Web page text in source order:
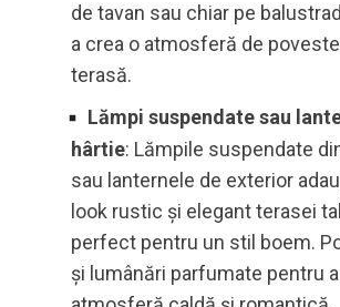
de tavan sau chiar pe
a crea o atmosferă de
terasă.
Lămpi suspendate sau
hârtie: Lămpile suspendate
sau lanternele de exterior
look rustic și elegant terasei
perfect pentru un stil boem.
și lumânări parfumate pentru